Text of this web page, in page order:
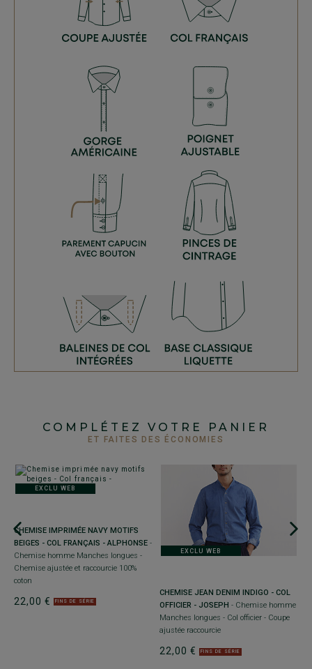
COMPLÉTEZ VOTRE PANIER
ET FAITES DES ÉCONOMIES
EXCLU WEB
CHEMISE IMPRIMÉE NAVY MOTIFS
BEIGES - COL FRANÇAIS - ALPHONSE -
Chemise homme Manches longues -
Chemise ajustée et raccourcie 100%
coton
22,00 € FINS DE SÉRIE
EXCLU WEB
CHEMISE JEAN DENIM INDIGO - COL
OFFICIER - JOSEPH - Chemise homme
Manches longues - Col officier - Coupe
ajustée raccourcie
22,00 € FINS DE SÉRIE